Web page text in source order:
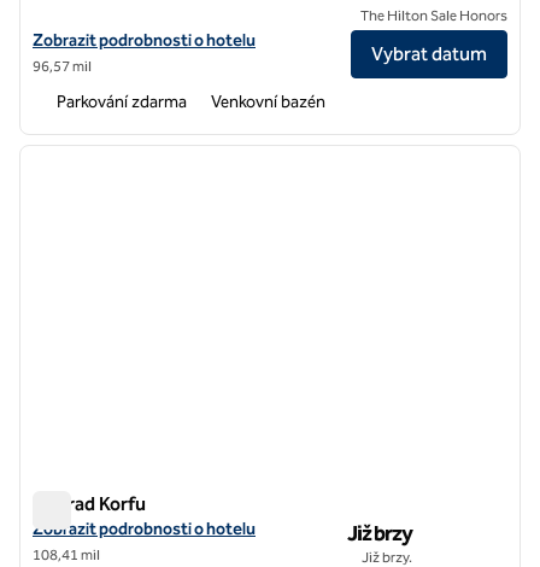
Zobrazit podrobnosti o hotelu v hotelu Isla Brown Corinthia Resort
Zobrazit podrobnosti o hotelu
96,57 mil
The Hilton Sale Honors
Vybrat datum
Parkování zdarma Venkovní bazén
1 z 12
další
Conrad Korfu
Conrad Korfu
Zobrazit detaily hotelu pro Conrad Corfu
Zobrazit podrobnosti o hotelu
108,41 mil
Již brzy
Již brzy.